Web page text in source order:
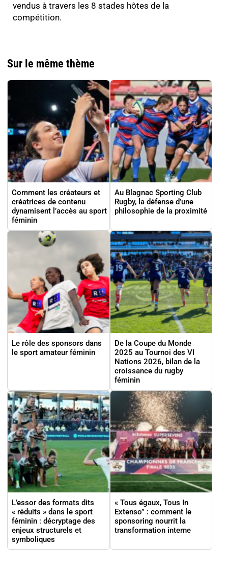
vendus à travers les 8 stades hôtes de la
compétition.
Sur le même thème
Comment les créateurs et
créatrices de contenu
dynamisent l’accès au sport
féminin
Au Blagnac Sporting Club
Rugby, la défense d’une
philosophie de la proximité
Le rôle des sponsors dans
le sport amateur féminin
De la Coupe du Monde
2025 au Tournoi des VI
Nations 2026, bilan de la
croissance du rugby
féminin
L’essor des formats dits
« réduits » dans le sport
féminin : décryptage des
enjeux structurels et
symboliques
« Tous égaux, Tous In
Extenso” : comment le
sponsoring nourrit la
transformation interne